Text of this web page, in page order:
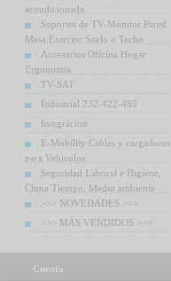
acondicionado
Soportes de TV-Monitor Pared
Mesa Exterior Suelo o Techo
Accesorios Oficina Hogar
Ergonomia
TV-SAT
Industrial 232-422-485
Integracion
E-Mobility Cables y cargadores
para Vehiculos
Seguridad Laboral e Higiene,
Clima Tiempo, Medio ambiente
>>> NOVEDADES >>>
>>> MÁS VENDIDOS >>>
Cuenta